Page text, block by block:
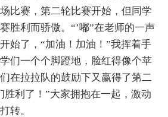
比赛，第二轮比赛开始，但同学
胜利而骄傲。“’嘟”在老师的一声
始了，“加油！加油！”我挥着手
们一个个脚蹬地，脸红得像个苹
在拉拉队的鼓励下又赢得了第二
胜利了！”大家拥抱在一起，激动
转。